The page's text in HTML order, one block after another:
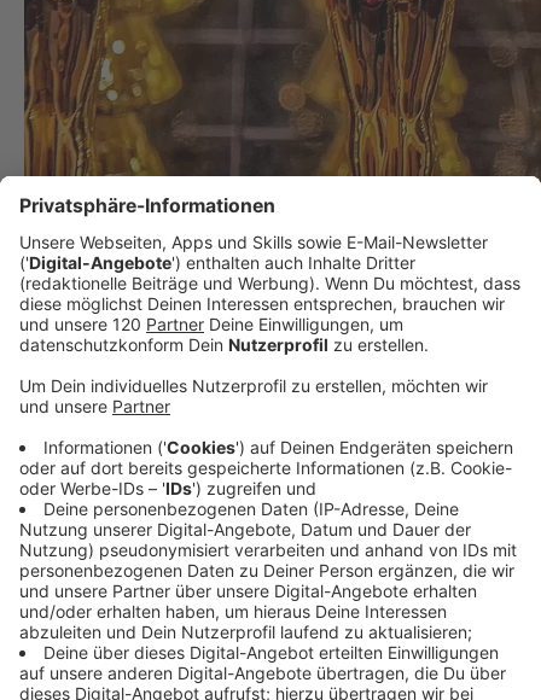
Das sind die Oscar Gewinner 2025